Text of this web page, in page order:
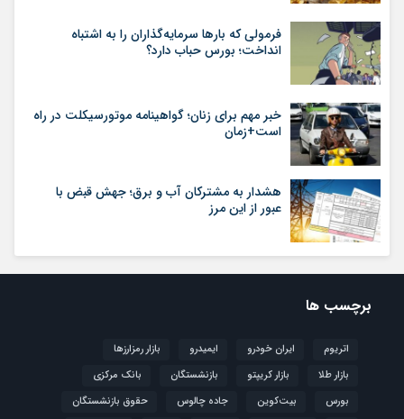
فرمولی که بارها سرمایه‌گذاران را به اشتباه
انداخت؛ بورس حباب دارد؟
خبر مهم برای زنان؛ گواهینامه موتورسیکلت در راه
است+زمان
هشدار به مشترکان آب و برق؛ جهش قبض با
عبور از این مرز
برچسب ها
اتریوم ایران خودرو ایمیدرو
بازار رمزارزها
بازار طلا
بازار کریپتو بازنشستگان
بانک مرکزی
بورس
بیت‌کوین جاده چالوس
حقوق بازنشستگان